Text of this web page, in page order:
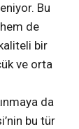
Bu
de
bir
ve orta
da
bu tür